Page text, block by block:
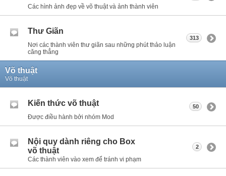
Các hình ảnh đẹp về võ thuật và ảnh thành viên
Thư Giãn
Nơi các thành viên thư giãn sau những phút thảo luận
căng thẳng
313
Võ thuật
Võ thuật
Kiến thức võ thuật
Được điều hành bởi nhóm Mod
50
Nội quy dành riêng cho Box
võ thuật
Các thành viên vào xem để tránh vi phạm
2